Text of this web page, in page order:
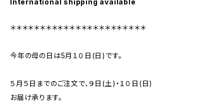
International shipping available
＊＊＊＊＊＊＊＊＊＊＊＊＊＊＊＊＊＊＊＊＊＊＊
今年の母の日は5月１０日(日)です。
５月５日までのご注文で、９日(土)・１０日(日)
お届け承ります。